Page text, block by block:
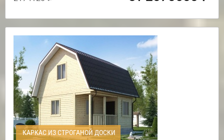
КАРКАС ИЗ СТРОГАНОЙ ДОСКИ